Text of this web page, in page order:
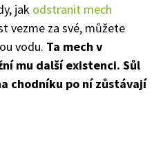
Speciál
jak odstranit mech
vezme za své, můžete
vodu. Ta mech v
mu další existenci. Sůl
chodníku po ní zůstávají